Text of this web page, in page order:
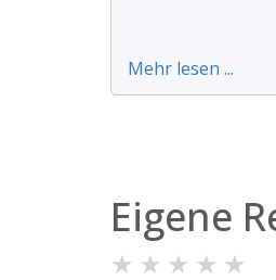
Mehr lesen ...
Eigene
★ ★ ★ ★ ★